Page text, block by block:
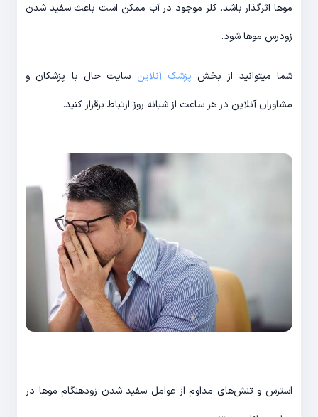
موها اثرگذار باشد. کلر موجود در آب ممکن است باعث سفید شدن
زودرس موها ‌شود.
شما میتوانید از بخش پزشک آنلاین سایت حال با پزشکان و
مشاوران آنلاین در هر ساعت از شبانه روز ارتباط برقرار کنید.
استرس و تنش‌های مداوم از عوامل سفید شدن زودهنگام موها در